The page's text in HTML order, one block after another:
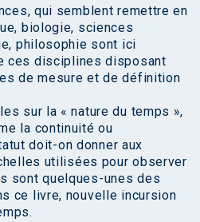
qui semblent remettre en
biologie, sciences
philosophie sont ici
ces disciplines disposant
de mesure et de définition
sur la « nature du temps »,
la continuité ou
doit-on donner aux
utilisées pour observer
sont quelques-unes des
ce livre, nouvelle incursion